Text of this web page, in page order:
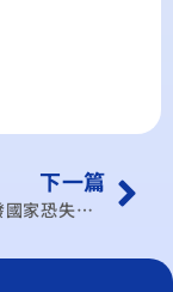
下一篇
WTO 已開發國家恐失興趣